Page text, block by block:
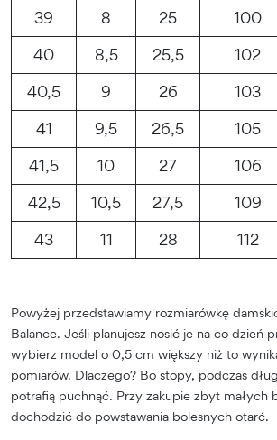
39
8 25 100
40
8,5 25,5 102
40,5
9 26 103
41
9,5 26,5 105
41,5
10 27 106
42,5
10,5 27,5 109
43
11 28 112
Powyżej przedstawiamy rozmiarówkę
Balance. Jeśli planujesz nosić je na co dzień
wybierz model o 0,5 cm większy niż to
pomiarów. Dlaczego? Bo stopy, podczas
potrafią puchnąć. Przy zakupie zbyt małych
dochodzić do powstawania bolesnych otarć.